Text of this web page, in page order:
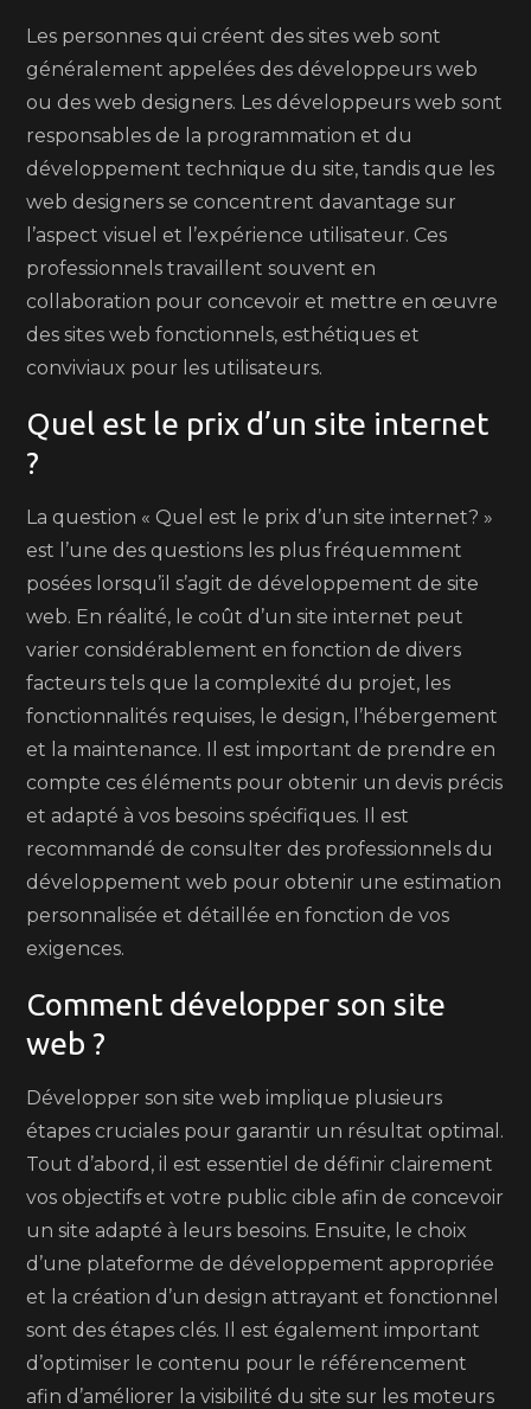
Les personnes qui créent des sites web sont
généralement appelées des développeurs web
ou des web designers. Les développeurs web sont
responsables de la programmation et du
développement technique du site, tandis que les
web designers se concentrent davantage sur
l’aspect visuel et l’expérience utilisateur. Ces
professionnels travaillent souvent en
collaboration pour concevoir et mettre en œuvre
des sites web fonctionnels, esthétiques et
conviviaux pour les utilisateurs.
Quel est le prix d’un site internet
?
La question « Quel est le prix d’un site internet? »
est l’une des questions les plus fréquemment
posées lorsqu’il s’agit de développement de site
web. En réalité, le coût d’un site internet peut
varier considérablement en fonction de divers
facteurs tels que la complexité du projet, les
fonctionnalités requises, le design, l’hébergement
et la maintenance. Il est important de prendre en
compte ces éléments pour obtenir un devis précis
et adapté à vos besoins spécifiques. Il est
recommandé de consulter des professionnels du
développement web pour obtenir une estimation
personnalisée et détaillée en fonction de vos
exigences.
Comment développer son site
web ?
Développer son site web implique plusieurs
étapes cruciales pour garantir un résultat optimal.
Tout d’abord, il est essentiel de définir clairement
vos objectifs et votre public cible afin de concevoir
un site adapté à leurs besoins. Ensuite, le choix
d’une plateforme de développement appropriée
et la création d’un design attrayant et fonctionnel
sont des étapes clés. Il est également important
d’optimiser le contenu pour le référencement
afin d’améliorer la visibilité du site sur les moteurs